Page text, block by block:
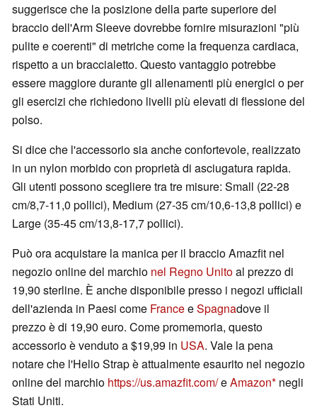
suggerisce che la posizione della parte superiore del
braccio dell'Arm Sleeve dovrebbe fornire misurazioni "più
pulite e coerenti" di metriche come la frequenza cardiaca,
rispetto a un braccialetto. Questo vantaggio potrebbe
essere maggiore durante gli allenamenti più energici o per
gli esercizi che richiedono livelli più elevati di flessione del
polso.
Si dice che l'accessorio sia anche confortevole, realizzato
in un nylon morbido con proprietà di asciugatura rapida.
Gli utenti possono scegliere tra tre misure: Small (22-28
cm/8,7-11,0 pollici), Medium (27-35 cm/10,6-13,8 pollici) e
Large (35-45 cm/13,8-17,7 pollici).
Può ora acquistare la manica per il braccio Amazfit nel
negozio online del marchio nel Regno Unitoal prezzo di
19,90 sterline. È anche disponibile presso i negozi ufficiali
dell'azienda in Paesi come FranceeSpagnadove il
prezzo è di 19,90 euro. Come promemoria, questo
accessorio è venduto a $19,99 in USA. Vale la pena
notare che l'Helio Strap è attualmente esaurito nel negozio
online del marchio https://us.amazfit.com/eAmazon negli
Stati Uniti.